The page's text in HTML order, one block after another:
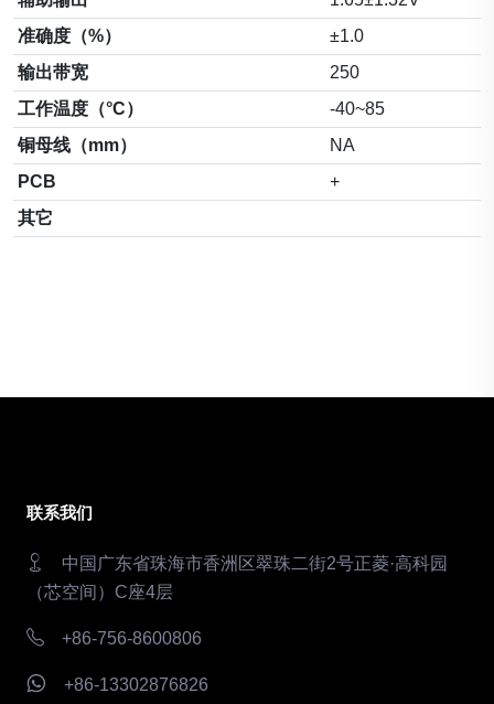
准确度（%）
±1.0
输出带宽
250
工作温度（°C）
-40~85
铜母线（mm）
NA
PCB
+
其它
联系我们
中国广东省珠海市香洲区翠珠二街2号正菱·高科园
（芯空间）C座4层
+86-756-8600806
+86-13302876826